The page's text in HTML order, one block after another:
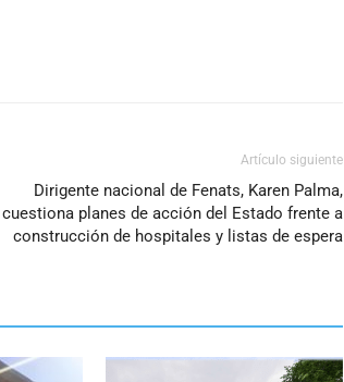
Artículo siguiente
Dirigente nacional de Fenats, Karen Palma,
cuestiona planes de acción del Estado frente a
construcción de hospitales y listas de espera